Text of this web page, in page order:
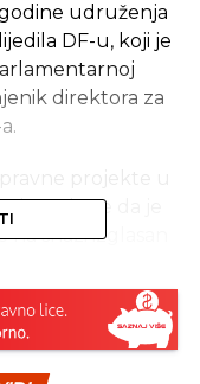
udruženja
DF-u, koji je
direktora za
kaže da je
snazi izglasan
da se
“I danas se
će se povećati
nabavki od